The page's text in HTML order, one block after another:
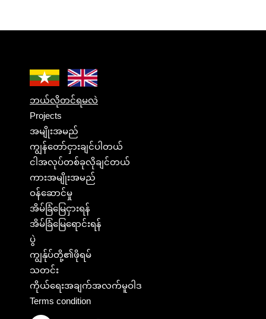
ဘယ်လိုတင်ရမလဲ
Projects
အမျိုးအမည်
ကျွန်တော်ငှားချင်ပါတယ်
ငါအလုပ်တစ်ခုလိုချင်တယ်
ကားအမျိုးအမည်
ဝန်ဆောင်မှု
အိမ်ခြံမြေငှားရန်
အိမ်ခြံမြေရောင်းရန်
ပွဲ
ကျွန်ုပ်တို့၏ဖိုရမ်
သတင်း
ကိုယ်ရေးအချက်အလက်မူဝါဒ
Terms condition